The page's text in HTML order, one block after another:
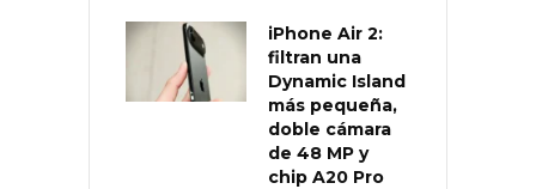
iPhone Air 2:
filtran una
Dynamic Island
más pequeña,
doble cámara
de 48 MP y
chip A20 Pro